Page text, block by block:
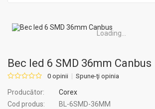
Loading...
Bec led 6 SMD 36mm Canbus
0 opinii Spune-ţi opinia
Producător:
Corex
Cod produs:
BL-6SMD-36MM